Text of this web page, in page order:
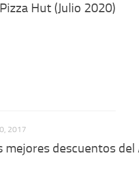
Hut (Julio 2020)
2017
mejores descuentos del